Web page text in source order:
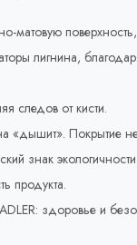
матовую
лигнина,
следов от кисти.
«дышит». Покрытие не
знак
продукта.
здоровье и